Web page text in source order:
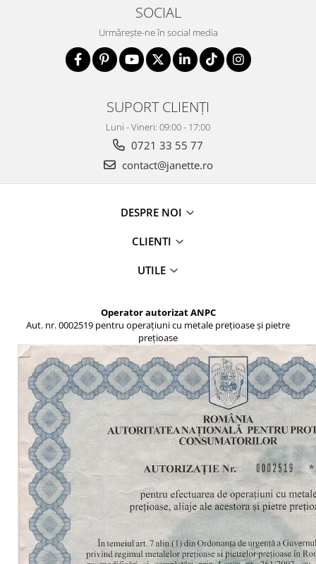
SOCIAL
Urmărește-ne în social media
SUPORT CLIENȚI
Luni - Vineri: 09:00 - 17:00
0721 33 55 77
contact@janette.ro
DESPRE NOI
CLIENTI
UTILE
Operator autorizat ANPC
Aut. nr. 0002519 pentru operațiuni cu metale prețioase și pietre
prețioase